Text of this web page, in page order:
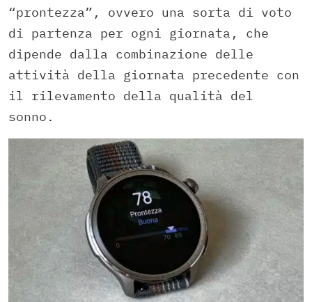
“prontezza”, ovvero una sorta di voto
di partenza per ogni giornata, che
dipende dalla combinazione delle
attività della giornata precedente con
il rilevamento della qualità del
sonno.